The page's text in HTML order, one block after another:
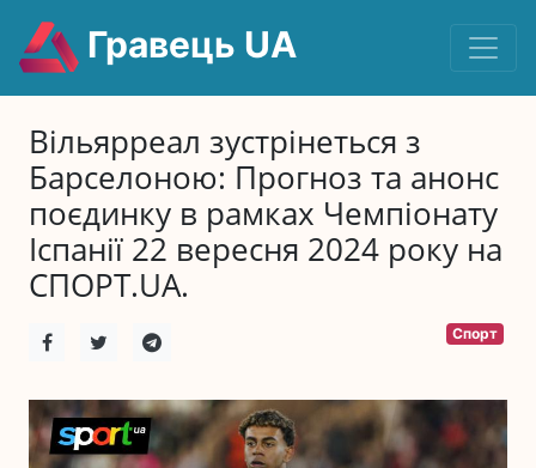
Гравець UA
Вільярреал зустрінеться з
Барселоною: Прогноз та анонс
поєдинку в рамках Чемпіонату
Іспанії 22 вересня 2024 року на
СПОРТ.UA.
Спорт